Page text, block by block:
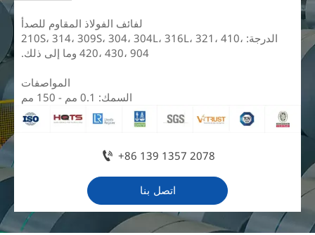
لفائف الفولاذ المقاوم للصدأ
الدرجة: 210S، 314، 309S، 304، 304L، 316L، 321، 410،
420، 430، 904 وما إلى ذلك.
المواصفات
السمك: 0.1 مم - 150 مم
 +86 139 1357 2078
اتصل بنا